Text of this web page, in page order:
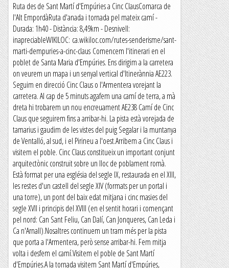
Ruta des de Sant Martí d'Empúries a Cinc ClausComarca de
l'Alt EmpordàRuta d'anada i tornada pel mateix camí -
Durada: 1h40 - Distància: 8,49km - Desnivell:
inapreciableWIKILOC: ca.wikiloc.com/rutes-senderisme/sant-
marti-dempuries-a-cinc-claus Comencem l'itinerari en el
poblet de Santa Maria d'Empúries. Ens dirigim a la carretera
on veurem un mapa i un senyal vertical d'Itinerànnia AE223.
Seguim en direcció Cinc Claus o l'Armentera vorejant la
carretera. Al cap de 5 minuts agafem una camí de terra, a mà
dreta hi trobarem un nou encreuament AE238 Camí de Cinc
Claus que seguirem fins a arribar-hi. La pista està vorejada de
tamarius i gaudim de les vistes del puig Segalar i la muntanya
de Ventalló, al sud, i el Pirineu a l'oest.Arribem a Cinc Claus i
visitem el poble. Cinc Claus constitueix un important conjunt
arquitectònic construït sobre un lloc de poblament romà.
Està format per una església del segle IX, restaurada en el XIII,
les restes d'un castell del segle XIV (formats per un portal i
una torre), un pont del baix edat mitjana i cinc masies del
segle XVII i principis del XVIII (en el sentit horari i començant
pel nord: Can Sant Feliu, Can Dalí, Can Jonqueres, Can Leda i
Ca n'Arnall).Nosaltres continuem un tram més per la pista
que porta a l'Armentera, però sense arribar-hi. Fem mitja
volta i desfem el camí.Visitem el poble de Sant Martí
d'Empúries.A la tornada visitem Sant Martí d'Empúries,